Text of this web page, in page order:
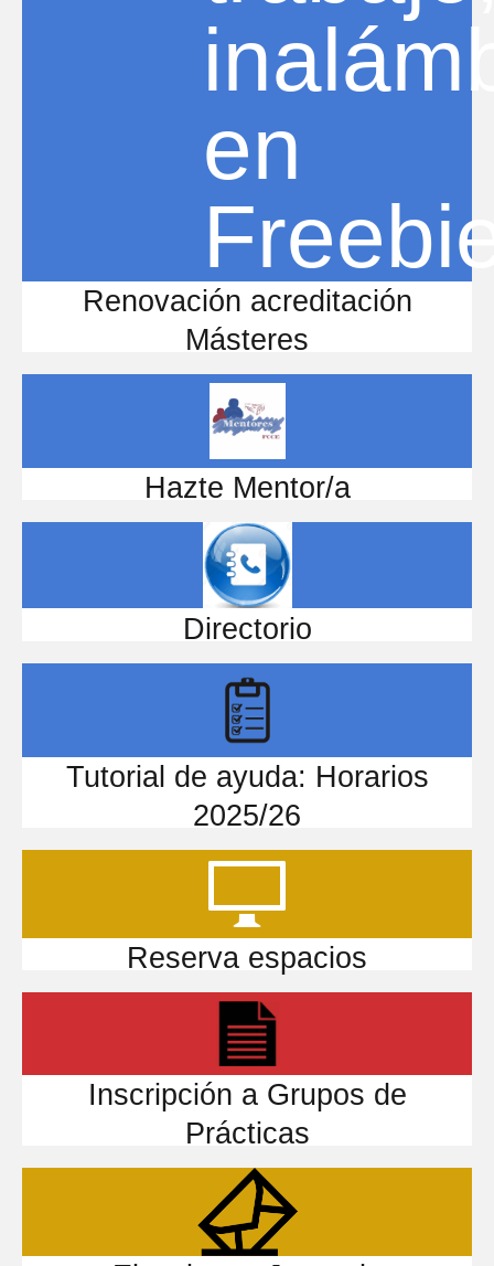
Renovación acreditación
Másteres
Hazte Mentor/a
Directorio
Tutorial de ayuda: Horarios
2025/26
Reserva espacios
Inscripción a Grupos de
Prácticas